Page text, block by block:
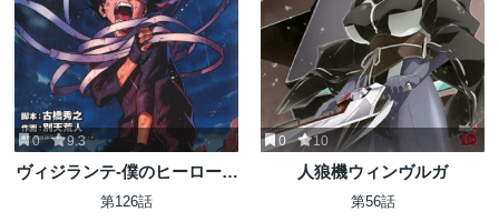
0 9.3
ヴィジランテ-僕のヒーローア
カデミア ILLEGALS-
第126話
0 10
人狼機ウィンヴルガ
第56話